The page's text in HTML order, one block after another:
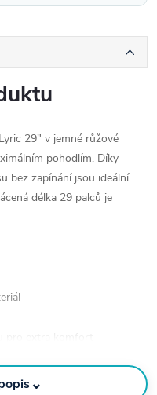
29" v jemné růžové
pohodlím. Díky
bez zapínání jsou ideální
délka 29 palců je
do teplejších dnů
⌄